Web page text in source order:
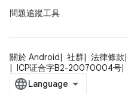
問題追蹤工具
關於 Android 社群 法律條款
ICP证合字B2-20070004号